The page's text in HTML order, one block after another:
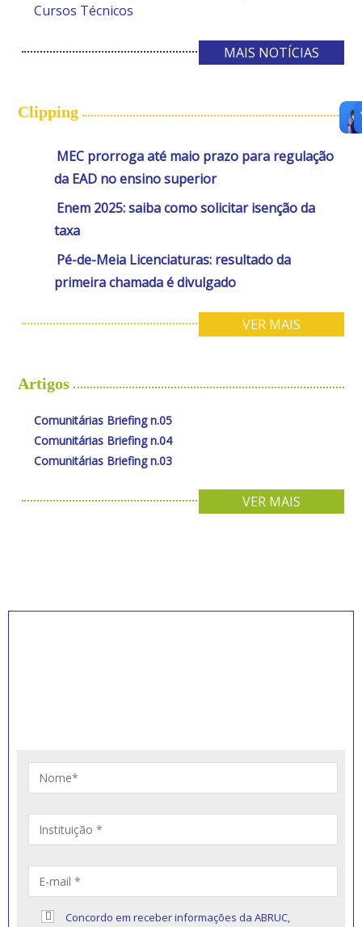
Cursos Técnicos
MAIS NOTÍCIAS
Clipping
MEC prorroga até maio prazo para regulação
da EAD no ensino superior
Enem 2025: saiba como solicitar isenção da
taxa
Pé-de-Meia Licenciaturas: resultado da
primeira chamada é divulgado
VER MAIS
Artigos
Comunitárias Briefing n.05
Comunitárias Briefing n.04
Comunitárias Briefing n.03
VER MAIS
Concordo em receber informações da ABRUC,